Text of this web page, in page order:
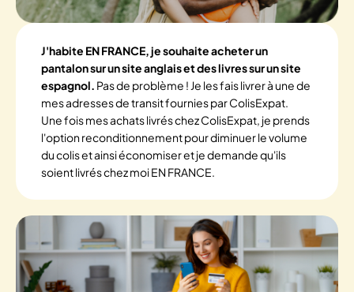
J'habite EN FRANCE, je souhaite acheter un
pantalon sur un site anglais et des livres sur un site
espagnol. Pas de problème ! Je les fais livrer à une de
mes adresses de transit fournies par ColisExpat.
Une fois mes achats livrés chez ColisExpat, je prends
l'option reconditionnement pour diminuer le volume
du colis et ainsi économiser et je demande qu'ils
soient livrés chez moi EN FRANCE.